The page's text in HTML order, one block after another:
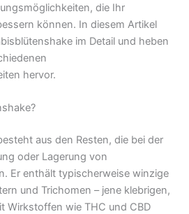
die Ihr
können. In diesem Artikel
im Detail und heben
hervor.
aus den Resten, die bei der
oder Lagerung von
Er enthält typischerweise winzige
und Trichomen – jene klebrigen,
Wirkstoffen wie THC und CBD